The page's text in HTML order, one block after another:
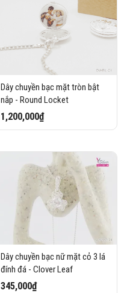
Dây chuyền bạc mặt tròn bật
nắp - Round Locket
1,200,000₫
Dây chuyền bạc nữ mặt cỏ 3 lá
đính đá - Clover Leaf
345,000₫